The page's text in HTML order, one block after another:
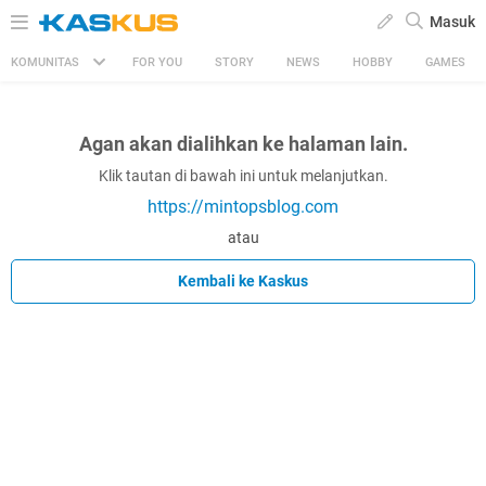
Masuk
KOMUNITAS FOR YOU STORY NEWS HOBBY GAMES
Agan akan dialihkan ke halaman lain.
Klik tautan di bawah ini untuk melanjutkan.
https://mintopsblog.com
atau
Kembali ke Kaskus